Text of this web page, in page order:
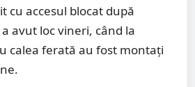
cu accesul blocat după
avut loc vineri, când la
calea ferată au fost montați